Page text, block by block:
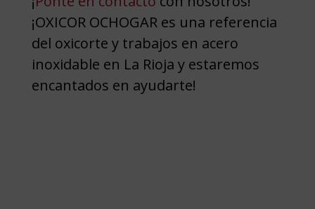
¡OXICOR OCHOGAR es una referencia
del oxicorte y trabajos en acero
inoxidable en La Rioja y estaremos
encantados en ayudarte!